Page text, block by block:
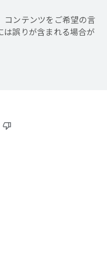
コンテンツをご希望の言
は誤りが含まれる場合が